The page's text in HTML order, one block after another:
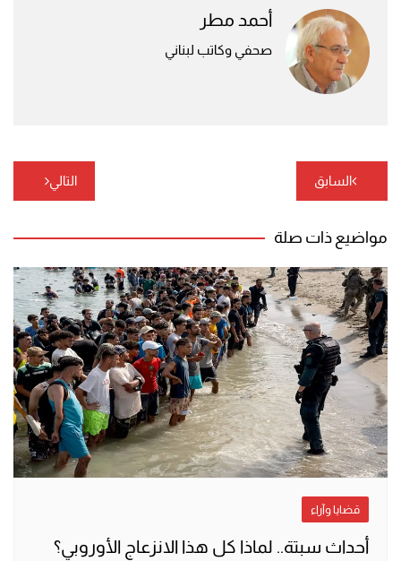
أحمد مطر
صحفي وكاتب لبناني
تصفّح
المقالات
السابق التالي
مواضيع ذات صلة
قضايا وآراء
أحداث سبتة.. لماذا كل هذا الانزعاج الأوروبي؟